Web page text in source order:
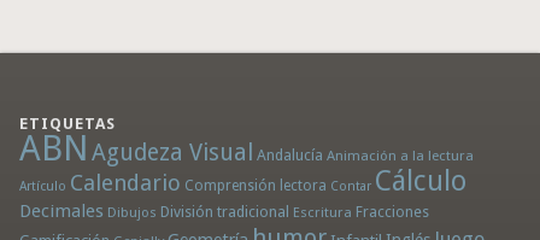
ETIQUETAS
ABN Agudeza Visual Andalucía Animación a la lectura
Artículo Calendario Comprensión lectora Contar Cálculo
Decimales Dibujos División tradicional Escritura Fracciones